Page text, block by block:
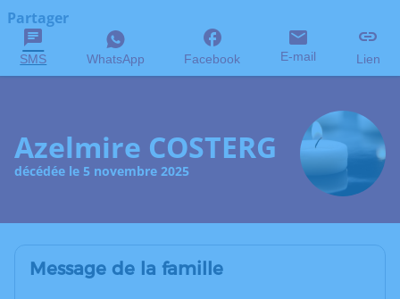
Partager
SMS WhatsApp Facebook E-mail Lien
Azelmire COSTERG
décédée le 5 novembre 2025
Message de la famille